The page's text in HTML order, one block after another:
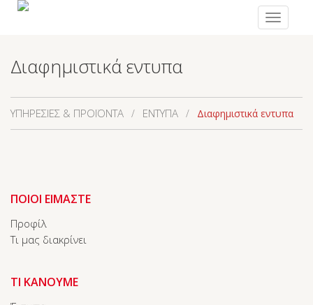
Toggle
navigation
Διαφημιστικά εντυπα
ΥΠΗΡΕΣΙΕΣ & ΠΡΟΪΟΝΤΑ / ΕΝΤΥΠΑ / Διαφημιστικά εντυπα
ΠΟΙΟΙ ΕΙΜΑΣΤΕ
Προφίλ
Τι μας διακρίνει
ΤΙ ΚΑΝΟΥΜΕ